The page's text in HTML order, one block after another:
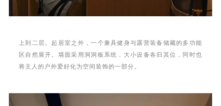
上到二层。起居室之外，一个兼具健身与露营装备储藏的多功能
区自然展开。墙面采用洞洞板系统，大小设备各归其位，同时也
将主人的户外爱好化为空间装饰的一部分。